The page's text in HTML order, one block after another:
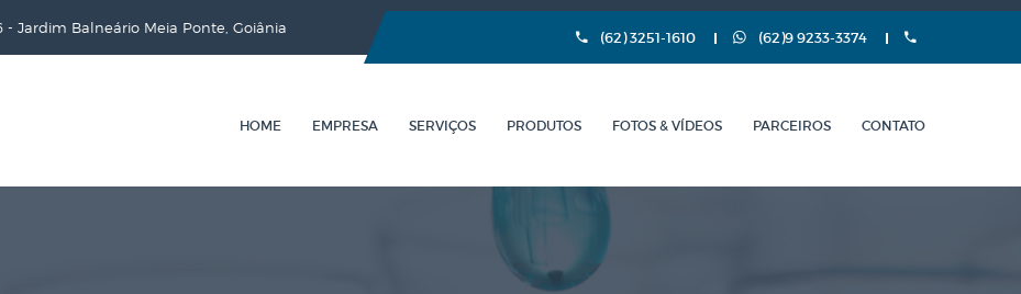
- Jardim Balneário Meia Ponte, Goiânia
(62) 3251-1610 (62)9 9233-3374
HOME EMPRESA SERVIÇOS PRODUTOS FOTOS & VÍDEOS PARCEIROS CONTATO